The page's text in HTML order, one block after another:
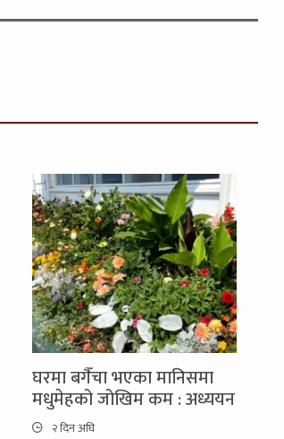
घरमा बगैँचा भएका मानिसमा
मधुमेहको जोखिम कम : अध्ययन
२ दिन अघि